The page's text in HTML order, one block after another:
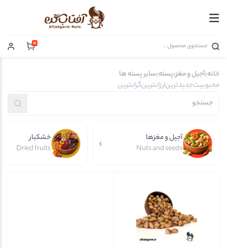
0
خانه آجیل و مغز پسته سایر پسته ها
محبوبیتجدیدترینارزانترینگرانترین
آجیل و مغزها
Nuts and seeds
خشکبار
Dried fruits